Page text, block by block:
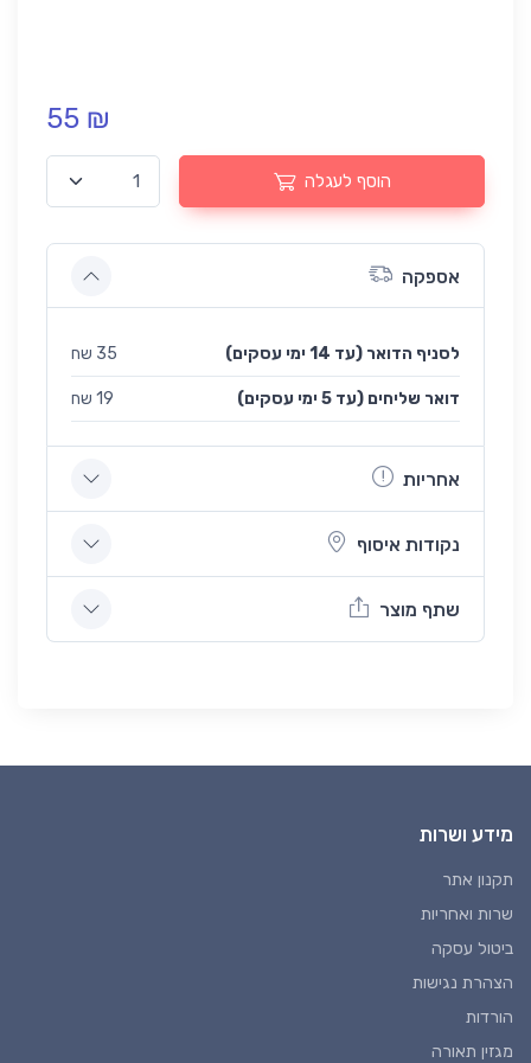
55 ₪
הוסף לעגלה
אספקה
לסניף הדואר (עד 14 ימי עסקים) 35 שח
(עד 5 ימי עסקים) דואר שליחים 19 שח
אחריות
נקודות איסוף
שתף מוצר
מידע ושרות
תקנון אתר
שרות ואחריות
ביטול עסקה
הצהרת נגישות
הורדות
מגזין תאורה